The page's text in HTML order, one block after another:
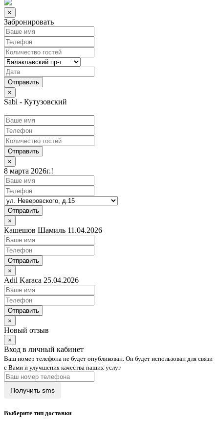
×
Забронировать
×
Sabi - Кутузовский
Отправить
×
8 марта 2026г.!
Отправить
×
Кашешов Шамиль 11.04.2026
Отправить
×
Adil Karaca 25.04.2026
Отправить
×
Новый отзыв
×
Вход в личный кабинет
Ваш номер телефона не будет опубликован. Он будет использован для связи
с Вами и улучшения качества наших услуг
Выберите тип доставки